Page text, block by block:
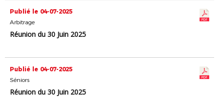
Publié le 04-07-2025
Arbitrage
Réunion du 30 Juin 2025
Publié le 04-07-2025
Séniors
Réunion du 30 Juin 2025